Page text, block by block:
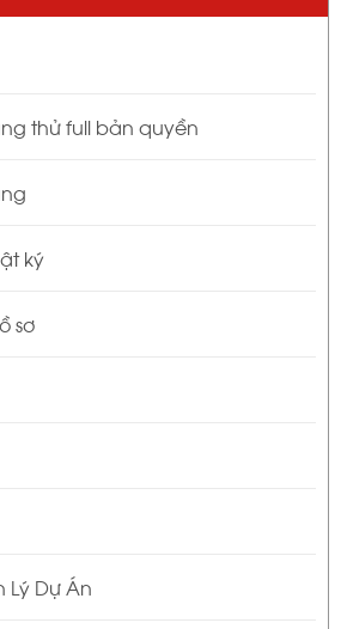
thử full bản quyền
ký
sơ
Dự Án